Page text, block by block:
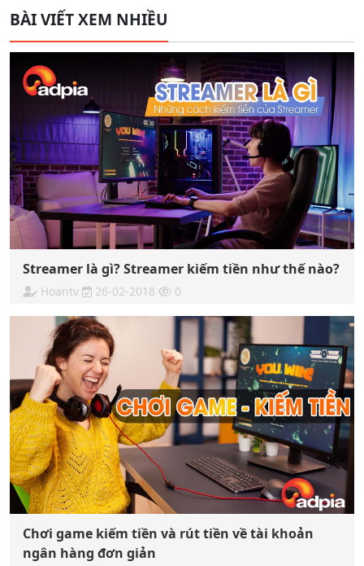
BÀI VIẾT XEM NHIỀU
Streamer là gì? Streamer kiếm tiền như thế nào?
Hoantv 26-02-2018 0
Chơi game kiếm tiền và rút tiền về tài khoản
ngân hàng đơn giản